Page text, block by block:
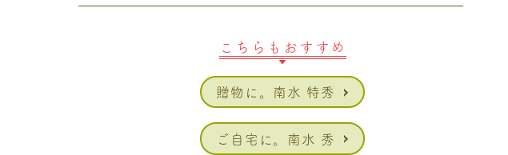
こちらもおすすめ
贈物に。南水 特秀
ご自宅に。南水 秀